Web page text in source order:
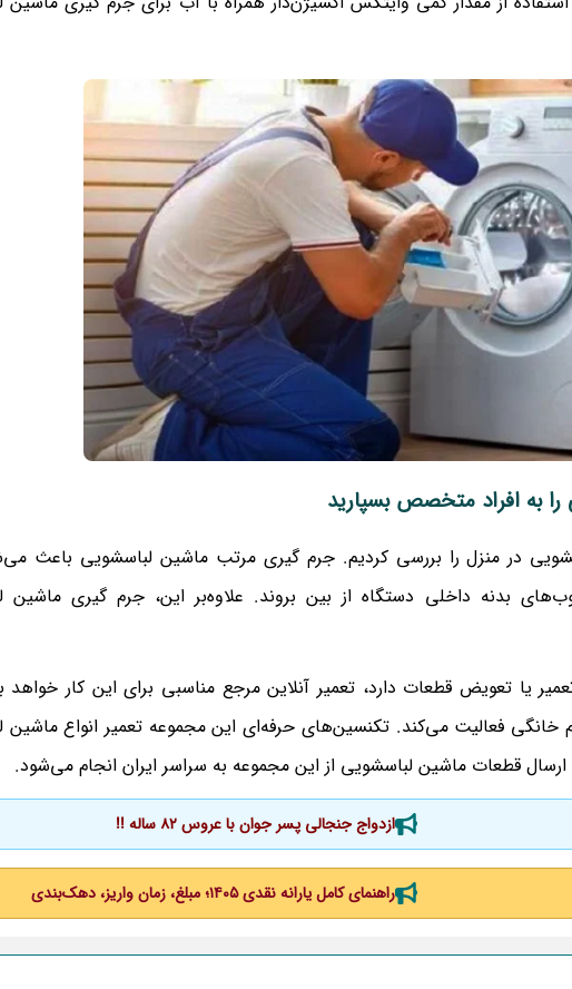
به افراد متخصص بسپارید
لباسشویی در منزل را بررسی کردیم. جرم گیری مرتب ماشین لباسشویی باعث
بدنه داخلی دستگاه از بین بروند. علاوه‌بر این، جرم گیری ماشین
یا تعویض قطعات دارد، تعمیر آنلاین مرجع مناسبی برای این کار خواهد
خانگی فعالیت می‌کند. تکنسین‌های حرفه‌ای این مجموعه تعمیر انواع ماشین
قطعات ماشین لباسشویی از این مجموعه به سراسر ایران انجام می‌شود.
ازدواج جنجالی پسر جوان با عروس 82 ساله !!
راهنمای کامل یارانه نقدی ۱۴۰۵؛ مبلغ، زمان واریز، دهک‌بندی